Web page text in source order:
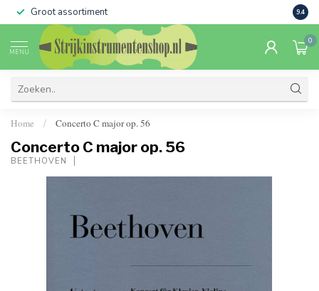
Groot assortiment 9.4
MENU
0
Home / Concerto C major op. 56
Concerto C major op. 56
BEETHOVEN